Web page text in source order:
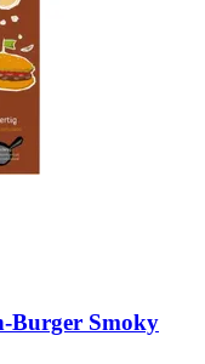
​Burger Smoky